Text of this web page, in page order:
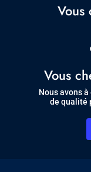
Vous
Vous
Nous avons
de qualité